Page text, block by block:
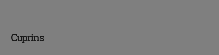
Cuprins